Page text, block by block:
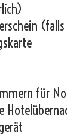
für